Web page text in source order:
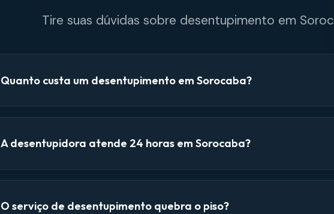
Tire suas dúvidas sobre desentupimento em
Quanto custa um desentupimento em Sorocaba?
A desentupidora atende 24 horas em Sorocaba?
O serviço de desentupimento quebra o piso?